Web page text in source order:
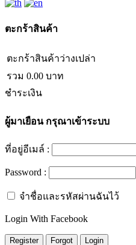
ตะกร้าสินค้า
ตะกร้าสินค้าว่างเปล่า
รวม 0.00 บาท
ชำระเงิน
ผู้มาเยือนกรุณาเข้าระบบ
ที่อยู่อีเมล์ :
Password :
จำชื่อและรหัสผ่านฉันไว้
Login With Facebook